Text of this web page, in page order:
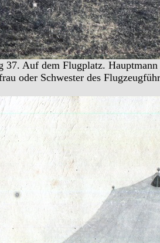
37. Auf dem Flugplatz.
oder Schwester des